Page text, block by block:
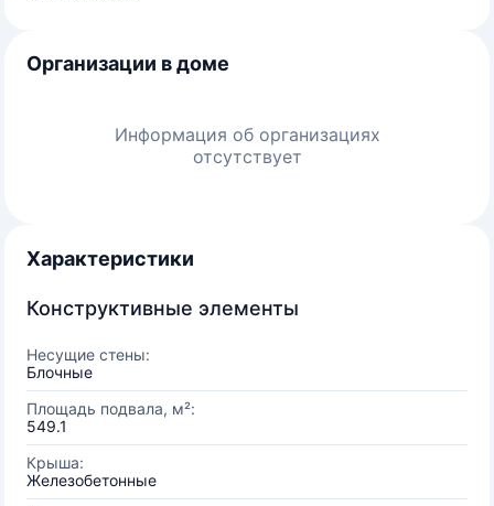
Организации в доме
Информация об организациях
отсутствует
Характеристики
Конструктивные элементы
Несущие стены:
Блочные
Площадь подвала, м²:
549.1
Крыша:
Железобетонные